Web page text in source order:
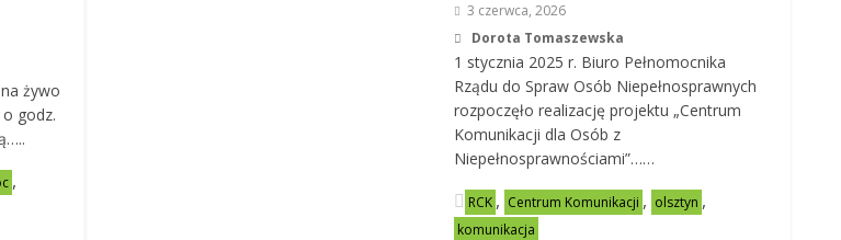
żywo
godz.
,
3 czerwca, 2026
Dorota Tomaszewska
1 stycznia 2025 r. Biuro Pełnomocnika
Rządu do Spraw Osób Niepełnosprawnych
rozpoczęło realizację projektu „Centrum
Komunikacji dla Osób z
Niepełnosprawnościami”……
RCK , Centrum Komunikacji , olsztyn ,
komunikacja